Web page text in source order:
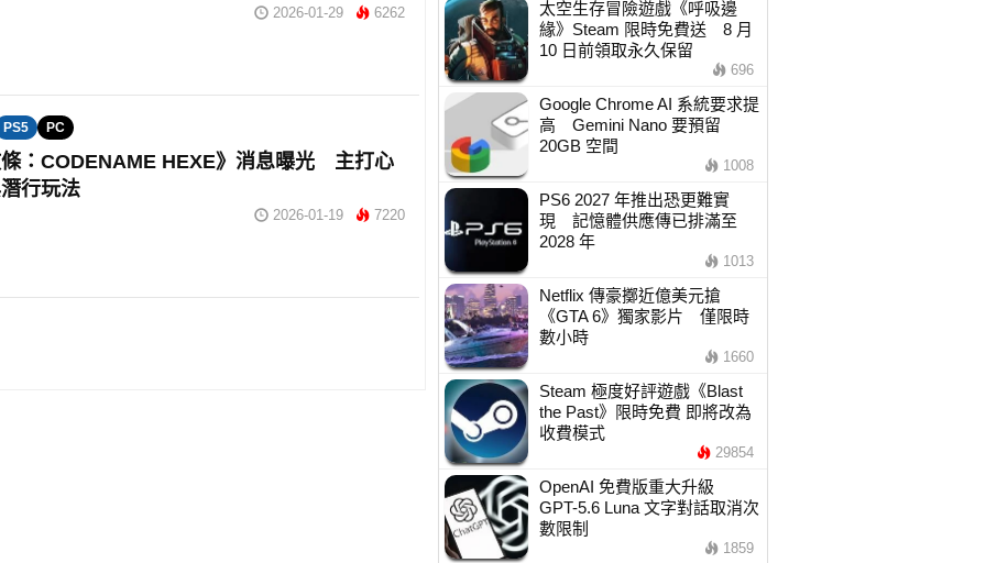
2026-01-29 6262
PS5 PC
：CODENAME HEXE》消息曝光 主打心
行玩法
2026-01-19 7220
太空生存冒險遊戲《呼吸邊
緣》Steam 限時免費送 8 月
10 日前領取永久保留
696
Google Chrome AI 系統要求提
高 Gemini Nano 要預留
20GB 空間
1008
PS6 2027 年推出恐更難實
現 記憶體供應傳已排滿至
2028 年
1013
Netflix 傳豪擲近億美元搶
《GTA 6》獨家影片 僅限時
數小時
1660
Steam 極度好評遊戲《Blast
the Past》限時免費 即將改為
收費模式
29854
OpenAI 免費版重大升級
GPT-5.6 Luna 文字對話取消次
數限制
1859